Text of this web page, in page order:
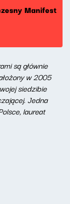
Manifest
są głównie
w 2005
siedzibie
Jedna
laureat